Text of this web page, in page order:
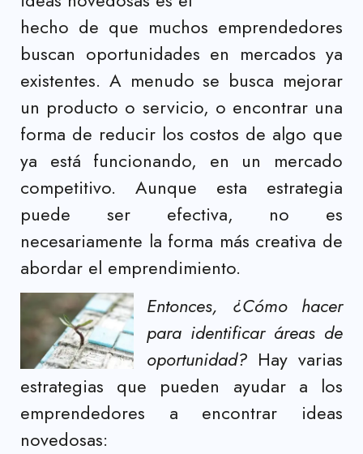
hecho de que muchos emprendedores
buscan oportunidades en mercados ya
existentes. A menudo se busca mejorar
un producto o servicio, o encontrar una
forma de reducir los costos de algo que
ya está funcionando, en un mercado
competitivo. Aunque esta estrategia
puede ser efectiva, no es
necesariamente la forma más creativa de
abordar el emprendimiento.
Entonces, ¿Cómo hacer
para identificar áreas de
oportunidad? Hay varias
estrategias que pueden ayudar a los
emprendedores a encontrar ideas
novedosas: